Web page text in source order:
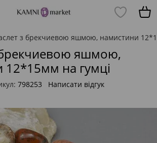
з брекчиевою яшмою, намистини
брекчиевою яшмою,
12*15мм на гумці
798253 Написати відгук